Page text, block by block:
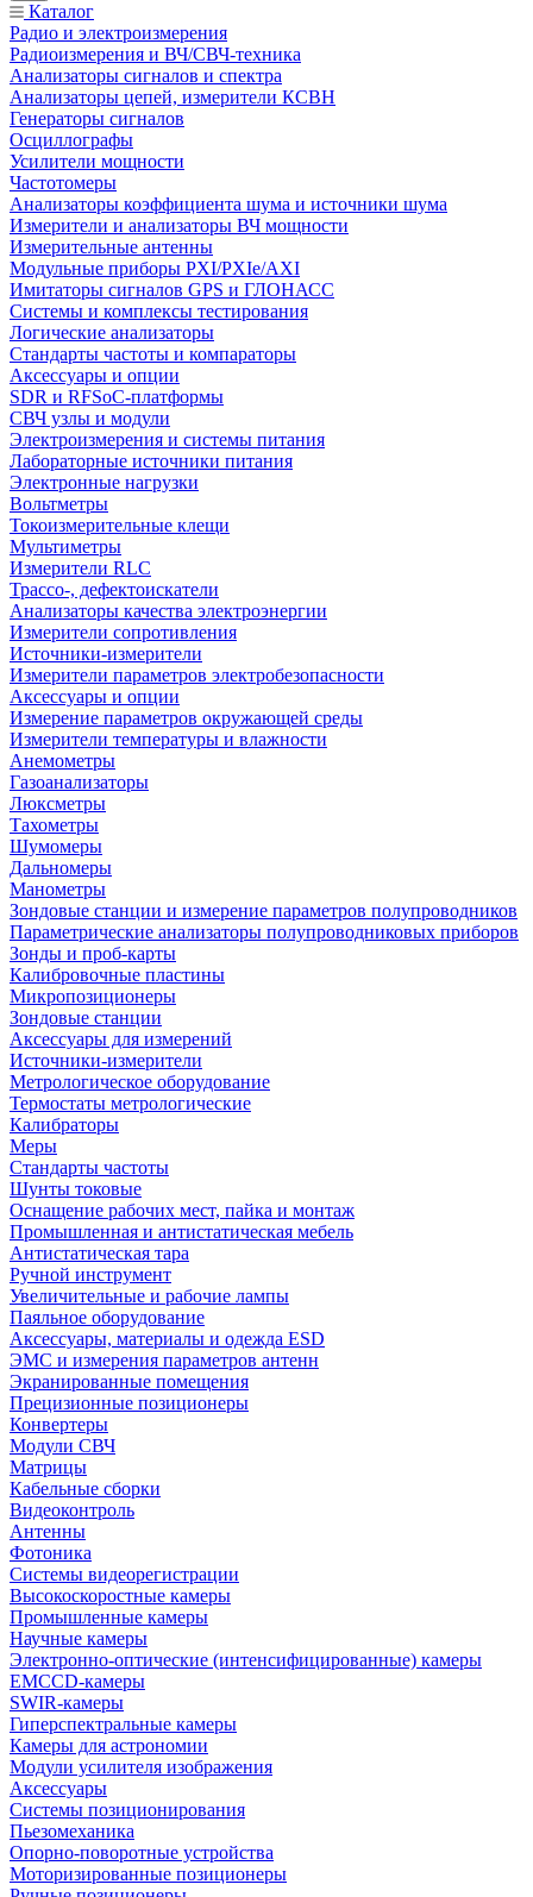
Каталог
Радио и электроизмерения
Радиоизмерения и ВЧ/СВЧ-техника
Анализаторы сигналов и спектра
Анализаторы цепей, измерители КСВН
Генераторы сигналов
Осциллографы
Усилители мощности
Частотомеры
Анализаторы коэффициента шума и источники шума
Измерители и анализаторы ВЧ мощности
Измерительные антенны
Модульные приборы PXI/PXIe/AXI
Имитаторы сигналов GPS и ГЛОНАСС
Системы и комплексы тестирования
Логические анализаторы
Стандарты частоты и компараторы
Аксессуары и опции
SDR и RFSoC‑платформы
СВЧ узлы и модули
Электроизмерения и системы питания
Лабораторные источники питания
Электронные нагрузки
Вольтметры
Токоизмерительные клещи
Мультиметры
Измерители RLC
Трассо-, дефектоискатели
Анализаторы качества электроэнергии
Измерители сопротивления
Источники-измерители
Измерители параметров электробезопасности
Аксессуары и опции
Измерение параметров окружающей среды
Измерители температуры и влажности
Анемометры
Газоанализаторы
Люксметры
Тахометры
Шумомеры
Дальномеры
Манометры
Зондовые станции и измерение параметров полупроводников
Параметрические анализаторы полупроводниковых приборов
Зонды и проб-карты
Калибровочные пластины
Микропозиционеры
Зондовые станции
Аксессуары для измерений
Источники-измерители
Метрологическое оборудование
Термостаты метрологические
Калибраторы
Меры
Стандарты частоты
Шунты токовые
Оснащение рабочих мест, пайка и монтаж
Промышленная и антистатическая мебель
Антистатическая тара
Ручной инструмент
Увеличительные и рабочие лампы
Паяльное оборудование
Аксессуары, материалы и одежда ESD
ЭМС и измерения параметров антенн
Экранированные помещения
Прецизионные позиционеры
Конвертеры
Модули СВЧ
Матрицы
Кабельные сборки
Видеоконтроль
Антенны
Фотоника
Cистемы видеорегистрации
Высокоскоростные камеры
Промышленные камеры
Научные камеры
Электронно-оптические (интенсифицированные) камеры
EMCCD-камеры
SWIR-камеры
Гиперспектральные камеры
Камеры для астрономии
Модули усилителя изображения
Аксессуары
Системы позиционирования
Пьезомеханика
Опорно-поворотные устройства
Моторизированные позиционеры